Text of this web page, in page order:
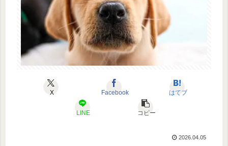
X Facebook はてブ
LINE コピー
2026.04.05